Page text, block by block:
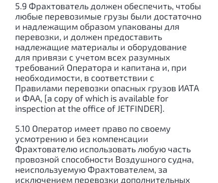
5.9 Фрахтователь должен обеспечить, чтобы
любые перевозимые грузы были достаточно
и надлежащим образом упакованы для
перевозки, и должен предоставить
надлежащие материалы и оборудование
для привязи с учетом всех разумных
требований Оператора и капитана и, при
необходимости, в соответствии с
Правилами перевозки опасных грузов ИАТА
и ФАА, [a copy of which is available for
inspection at the office of JETFINDER].
5.10 Оператор имеет право по своему
усмотрению и без компенсации
Фрахтователю использовать любую часть
провозной способности Воздушного судна,
неиспользуемую Фрахтователем, за
исключением перевозки дополнительных